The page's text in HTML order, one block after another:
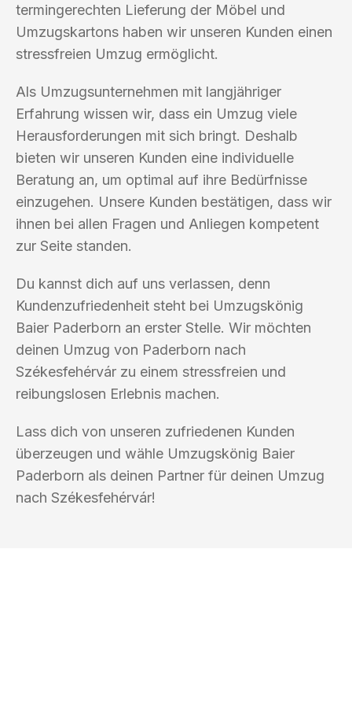
termingerechten Lieferung der Möbel und
Umzugskartons haben wir unseren Kunden einen
stressfreien Umzug ermöglicht.
Als Umzugsunternehmen mit langjähriger
Erfahrung wissen wir, dass ein Umzug viele
Herausforderungen mit sich bringt. Deshalb
bieten wir unseren Kunden eine individuelle
Beratung an, um optimal auf ihre Bedürfnisse
einzugehen. Unsere Kunden bestätigen, dass wir
ihnen bei allen Fragen und Anliegen kompetent
zur Seite standen.
Du kannst dich auf uns verlassen, denn
Kundenzufriedenheit steht bei Umzugskönig
Baier Paderborn an erster Stelle. Wir möchten
deinen Umzug von Paderborn nach
Székesfehérvár zu einem stressfreien und
reibungslosen Erlebnis machen.
Lass dich von unseren zufriedenen Kunden
überzeugen und wähle Umzugskönig Baier
Paderborn als deinen Partner für deinen Umzug
nach Székesfehérvár!